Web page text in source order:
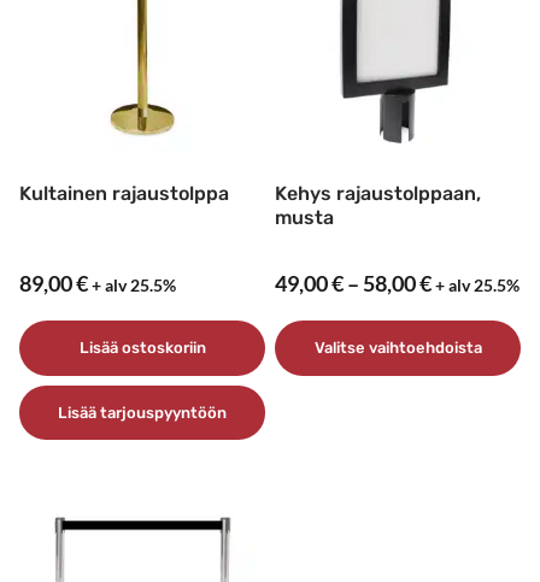
Kultainen rajaustolppa
89,00€+ alv 25.5%
Lisää ostoskoriin
Lisää tarjouspyyntöön
Kehys rajaustolppaan,
musta
49,00€– 58,00€
–
58,00 €
+ alv 25.5%
Valitse vaihtoehdoista